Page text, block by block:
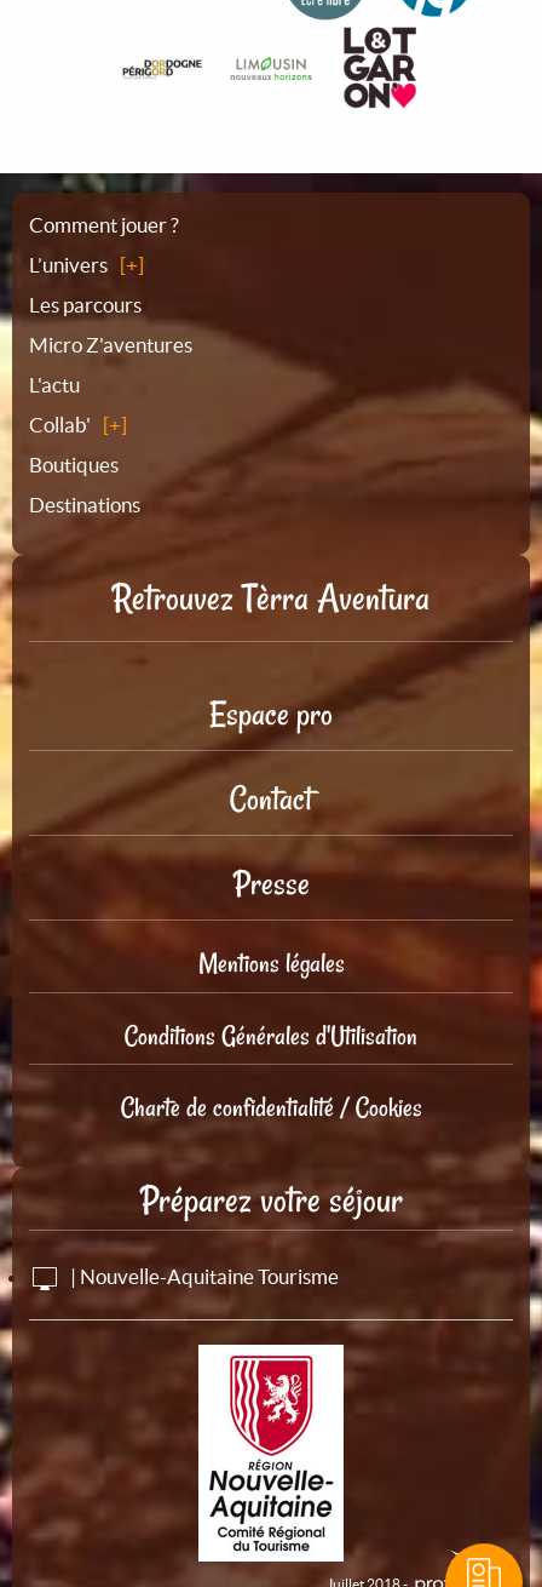
Plan
du
site
Comment jouer ?
L’univers
Les parcours
Micro Z'aventures
L'actu
Collab'
Boutiques
Destinations
Retrouvez Tèrra Aventura
Espace pro
Contact
Presse
Mentions légales
Conditions Générales d'Utilisation
Charte de confidentialité / Cookies
Préparez votre séjour
| Nouvelle-Aquitaine Tourisme